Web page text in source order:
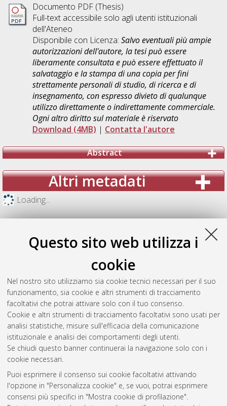
Questo sito web utilizza i
cookie
Nel nostro sito utilizziamo sia cookie tecnici necessari per il suo
funzionamento, sia cookie e altri strumenti di tracciamento
facoltativi che potrai attivare solo con il tuo consenso.
Cookie e altri strumenti di tracciamento facoltativi sono usati per
analisi statistiche, misure sull'efficacia della comunicazione
istituzionale e analisi dei comportamenti degli utenti.
Se chiudi questo banner continuerai la navigazione solo con i
cookie necessari.
Puoi esprimere il consenso sui cookie facoltativi attivando
l'opzione in "Personalizza cookie" e, se vuoi, potrai esprimere
consensi più specifici in "Mostra cookie di profilazione".
Documento PDF (Thesis)
Full-text accessibile solo agli utenti istituzionali
dell'Ateneo
Disponibile con Licenza: Salvo eventuali più ampie
autorizzazioni dell'autore, la tesi può essere
liberamente consultata e può essere effettuato il
salvataggio e la stampa di una copia per fini
strettamente personali di studio, di ricerca e di
insegnamento, con espresso divieto di qualunque
utilizzo direttamente o indirettamente commerciale.
Ogni altro diritto sul materiale è riservato
Download (4MB) | Contatta l'autore
Abstract
Altri metadati
Loading...
Gestione del documento:
Atom
Rss 1.0